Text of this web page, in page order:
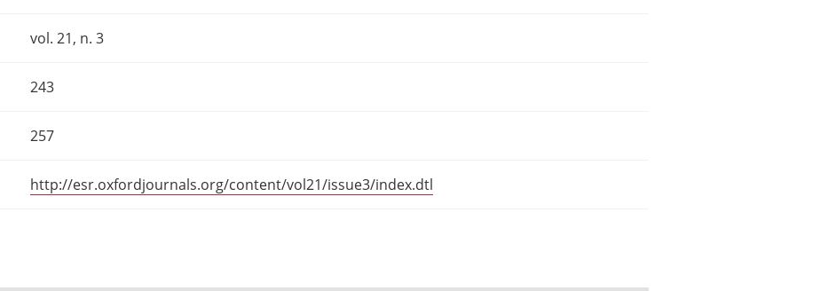
vol. 21, n. 3
243
257
http://esr.oxfordjournals.org/content/vol21/issue3/index.dtl